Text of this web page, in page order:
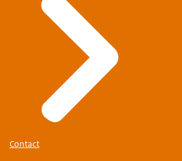
Contact